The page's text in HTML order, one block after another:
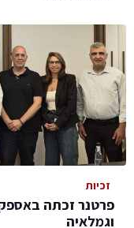
זכיות
פרטנר זכתה
וגמלאיה